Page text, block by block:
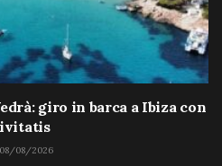
giro in barca a Ibiza con
08/08/2026